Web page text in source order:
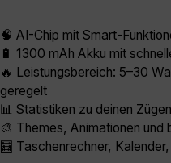
🧠 AI-Chip mit Smart-
🔋 1300 mAh Akku mit
🔥 Leistungsbereich: 5–30
geregelt
📊 Statistiken zu deinen Zügen
🎨 Themes, Animationen und
🧮 Taschenrechner,